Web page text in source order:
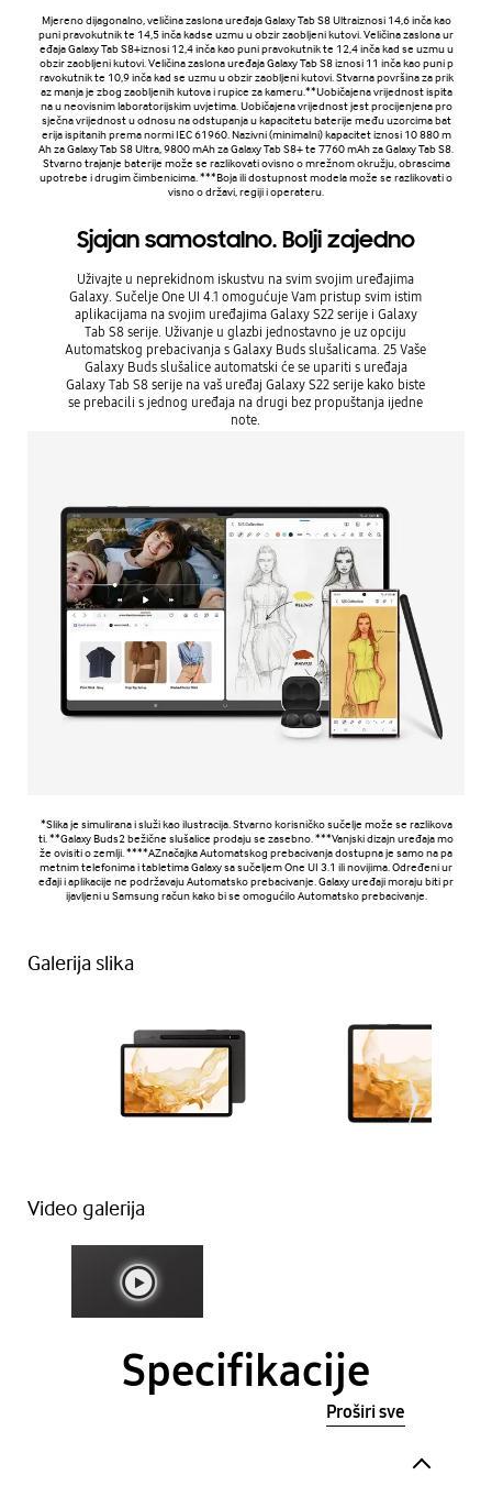
Mjereno dijagonalno, veličina zaslona uređaja Galaxy Tab S8 Ultraiznosi 14,6 inča kao
puni pravokutnik te 14,5 inča kadse uzmu u obzir zaobljeni kutovi. Veličina zaslona ur
eđaja Galaxy Tab S8+iznosi 12,4 inča kao puni pravokutnik te 12,4 inča kad se uzmu u
obzir zaobljeni kutovi. Veličina zaslona uređaja Galaxy Tab S8 iznosi 11 inča kao puni p
ravokutnik te 10,9 inča kad se uzmu u obzir zaobljeni kutovi. Stvarna površina za prik
az manja je zbog zaobljenih kutova i rupice za kameru.**Uobičajena vrijednost ispita
na u neovisnim laboratorijskim uvjetima. Uobičajena vrijednost jest procijenjena pro
sječna vrijednost u odnosu na odstupanja u kapacitetu baterije među uzorcima bat
erija ispitanih prema normi IEC 61960. Nazivni (minimalni) kapacitet iznosi 10 880 m
Ah za Galaxy Tab S8 Ultra, 9800 mAh za Galaxy Tab S8+ te 7760 mAh za Galaxy Tab S8.
Stvarno trajanje baterije može se razlikovati ovisno o mrežnom okružju, obrascima
upotrebe i drugim čimbenicima. ***Boja ili dostupnost modela može se razlikovati o
visno o državi, regiji i operateru.
Sjajan samostalno. Bolji zajedno
Uživajte u neprekidnom iskustvu na svim svojim uređajima
Galaxy. Sučelje One UI 4.1 omogućuje Vam pristup svim istim
aplikacijama na svojim uređajima Galaxy S22 serije i Galaxy
Tab S8 serije. Uživanje u glazbi jednostavno je uz opciju
Automatskog prebacivanja s Galaxy Buds slušalicama. 25 Vaše
Galaxy Buds slušalice automatski će se upariti s uređaja
Galaxy Tab S8 serije na vaš uređaj Galaxy S22 serije kako biste
se prebacili s jednog uređaja na drugi bez propuštanja ijedne
note.
*Slika je simulirana i služi kao ilustracija. Stvarno korisničko sučelje može se razlikova
ti. **Galaxy Buds2 bežične slušalice prodaju se zasebno. ***Vanjski dizajn uređaja mo
že ovisiti o zemlji. ****AZnačajka Automatskog prebacivanja dostupna je samo na pa
metnim telefonima i tabletima Galaxy sa sučeljem One UI 3.1 ili novijima. Određeni ur
eđaji i aplikacije ne podržavaju Automatsko prebacivanje. Galaxy uređaji moraju biti pr
ijavljeni u Samsung račun kako bi se omogućilo Automatsko prebacivanje.
Galerija slika
Video galerija
Specifikacije
Proširi sve